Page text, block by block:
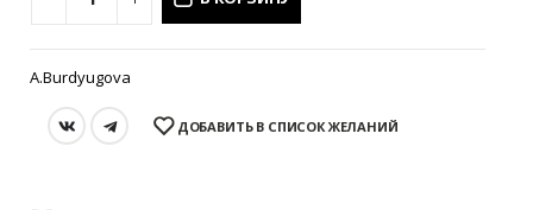
A.Burdyugova
ДОБАВИТЬ В СПИСОК ЖЕЛАНИЙ